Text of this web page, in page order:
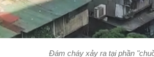
Đám cháy xảy ra tại phần